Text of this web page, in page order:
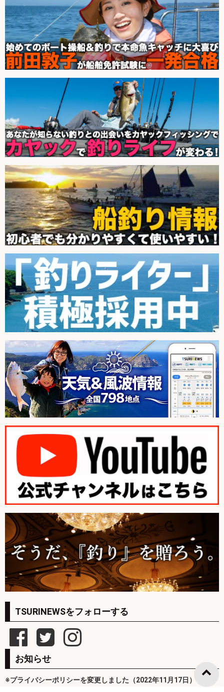
TSURINEWSをフォローする
お知らせ
※プライバシーポリシーを変更しました（2022年11月17日）